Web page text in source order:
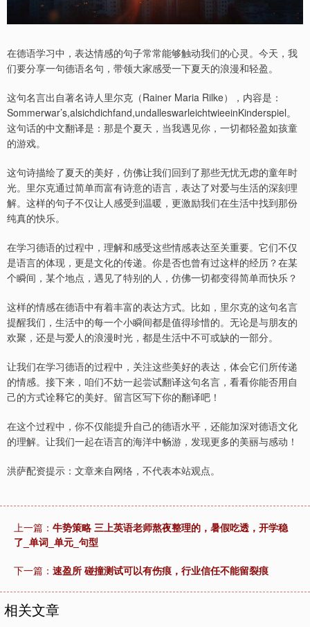
在德语学习中，表达情感的句子常常能够触动我们的心灵。今天，我
们要分享一句德语名句，带领大家感受一下夏天的浪漫和轻盈。
这句名言出自著名诗人里尔克（Rainer Maria Rilke），内容是：
Sommerwar’s,alsichdichfand,undalleswarleichtwieeinKinderspiel。
这句话的中文翻译是：那是个夏天，当我遇见你，一切都轻盈如孩童
的游戏。
这句诗描绘了夏天的美好，仿佛让我们回到了那些无忧无虑的童年时
光。里尔克通过简单而富有诗意的语言，表达了对爱与生活的深刻理
解。这样的句子不仅让人感受到温暖，更激励我们在生活中找到那份
纯真的快乐。
在学习德语的过程中，理解和感受这些情感表达至关重要。它们不仅
是语言的体现，更是文化的传递。你是否也曾有过这样的经历？在某
个瞬间，某个地点，遇见了特别的人，仿佛一切都变得简单而快乐？
这样的情感在德语中有着丰富的表达方式。比如，里尔克的这句名言
提醒我们，生活中的每一个小瞬间都是值得珍惜的。无论是与朋友的
欢聚，还是与爱人的浪漫时光，都是生活中不可或缺的一部分。
让我们在学习德语的过程中，关注这些美好的表达，体会它们所传递
的情感。接下来，咱们不妨一起尝试翻译这句名言，看看你能否用自
己的方式诠释它的美好。留言区写下你的翻译吧！
在这个过程中，你不仅能提升自己的德语水平，还能加深对德语文化
的理解。让我们一起在语言的海洋中畅游，发现更多的美丽与感动！
洪萨配资提示：文章来自网络，不代表本站观点。
上一篇： 牛势策略 三上英语老师熬夜整理的，暑假吃透，开学稳
了_单词_单元_句型
下一篇： 速盈所 碰撞测试可以有伤痕，行业信任不能留裂痕
相关文章